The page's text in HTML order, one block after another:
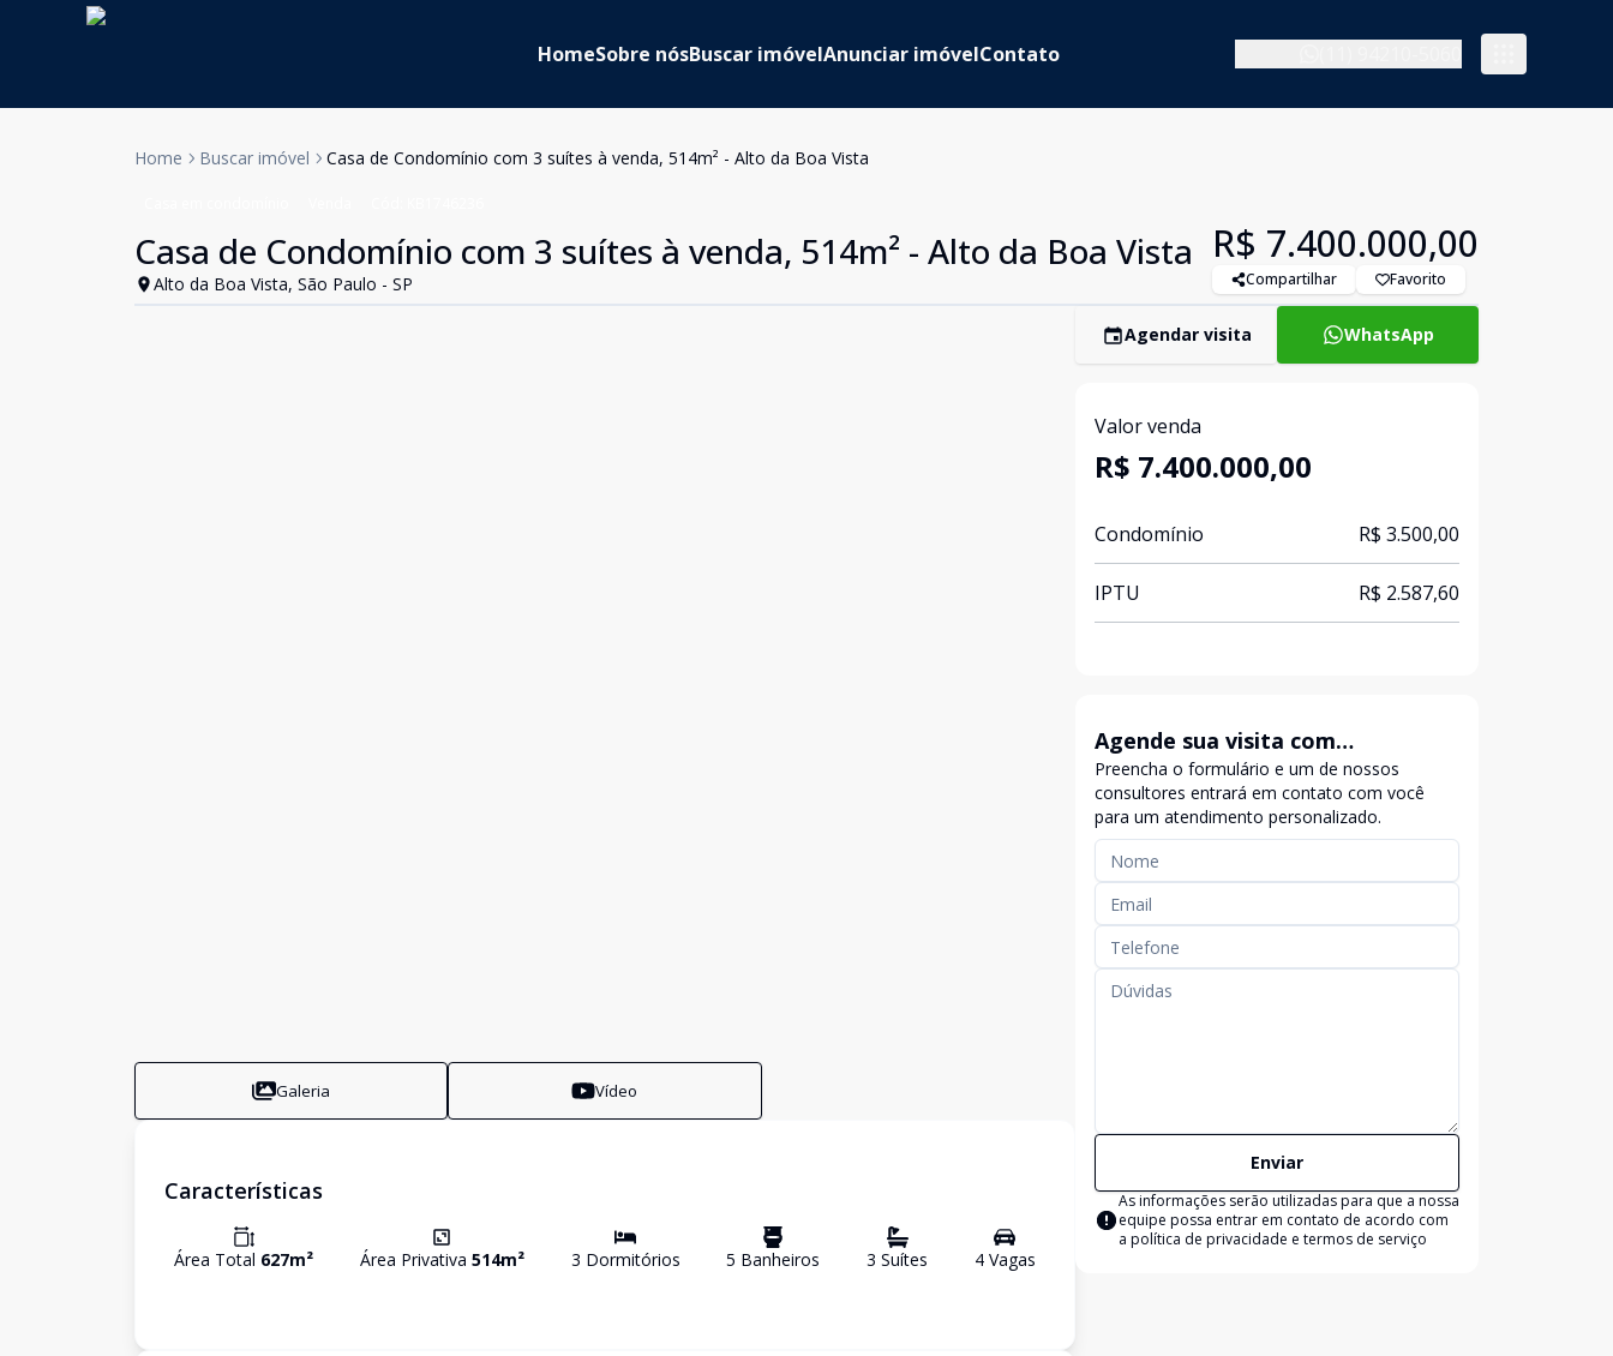
HomeSobre nósBuscar imóvelAnunciar imóvelContato
Home Buscar imóvel Casa de Condomínio com 3 suítes à venda, 514m² - Alto da Boa Vista
Casa de Condomínio com 3 suítes à venda, 514m² - Alto da Boa Vista
Alto da Boa Vista, São Paulo - SP
R$ 7.400.000,00
Compartilhar Favorito
Galeria Vídeo
Características
Área Total 627m² Área Privativa 514m² 3 Dormitórios 5 Banheiros 3 Suítes 4Vagas
Agendar visita WhatsApp
Valor venda
R$ 7.400.000,00
Condomínio R$ 3.500,00
IPTU R$ 2.587,60
Agende sua visita com
exclusividade
Preencha o formulário e um de nossos
consultores entrará em contato com você
para um atendimento personalizado.
Enviar
As informações serão utilizadas para que a nossa
equipe possa entrar em contato de acordo com
a política de privacidade e termos de serviço